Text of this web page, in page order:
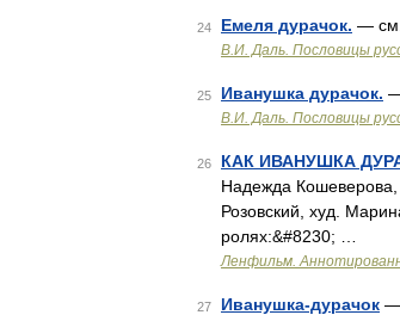
24 Емеля дурачок. —
В.И. Даль. Пословицы
25 Иванушка дурачок.
В.И. Даль. Пословицы
26 КАК ИВАНУШКА
Надежда Кошеверова,
Розовский, худ.
ролях:&#8230; …
Ленфильм.
27 Иванушка-дурачок —